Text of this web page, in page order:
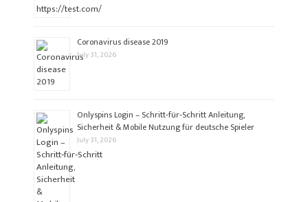
Coronavirus disease 2019
July 31, 2026
Onlyspins Login – Schritt‑für‑Schritt Anleitung,
Sicherheit & Mobile Nutzung für deutsche Spieler
July 31, 2026